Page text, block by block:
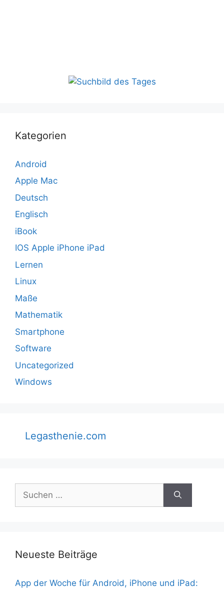
Kategorien
Android
Apple Mac
Deutsch
Englisch
iBook
IOS Apple iPhone iPad
Lernen
Linux
Maße
Mathematik
Smartphone
Software
Uncategorized
Windows
Legasthenie.com
Suchen
nach:
Neueste Beiträge
App der Woche für Android, iPhone und iPad: